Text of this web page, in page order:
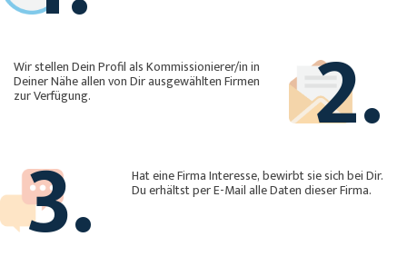
2.
Wir stellen Dein Profil als Kommissionierer/in in
Deiner Nähe allen von Dir ausgewählten Firmen
zur Verfügung.
3. Hat eine Firma Interesse, bewirbt sie sich bei Dir.
Du erhältst per E-Mail alle Daten dieser Firma.